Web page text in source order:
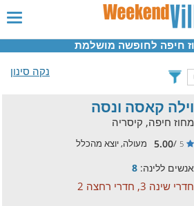
נקה סינון
וילה קאסה ונסה
מחוז חיפה, קיסריה
5
/
5.00 מעולה, יוצא מהכלל
אנשים ללינה: 8
חדרי שינה 3, חדרי רחצה 2